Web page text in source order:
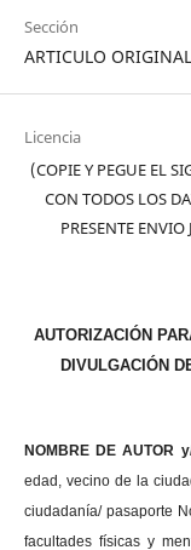
Sección
ARTICULO ORIGINAL
Licencia
(COPIE Y PEGUE EL
CON TODOS LOS
PRESENTE
AUTORIZACIÓN
DIVULGACIÓN
NOMBRE DE AUTOR
edad, vecino de la
ciudadanía/
facultades físicas y